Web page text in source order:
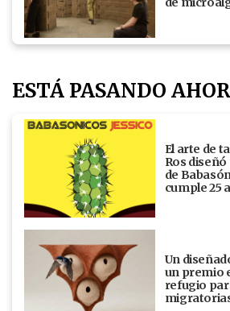
ESTÁ PASANDO
El arte de
Ros
de
cumple 25
Un
un premio
refugio